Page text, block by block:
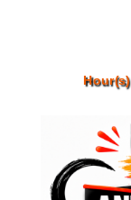
Hour(s)